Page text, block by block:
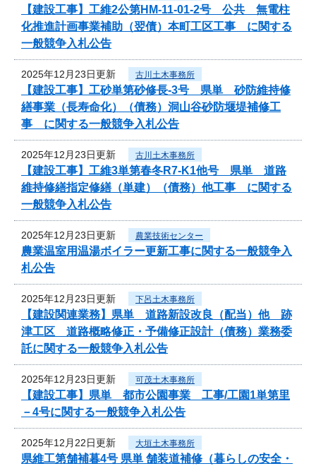
【建設工事】工維2公第HM-11-01-2号 公共 無電柱
化推進計画事業補助（翌債）本町工区工事 に関する
一般競争入札公告
2025年12月23日更新 古川土木事務所
【建設工事】工砂単第砂修長-3号 県単 砂防維持修
繕事業（長寿命化）（債務）洞山谷砂防堰堤補修工
事 に関する一般競争入札公告
2025年12月23日更新 古川土木事務所
【建設工事】工維3単第春冬R7-K1他号 県単 道路
維持修繕指定修繕（単建）（債務）他工事 に関する
一般競争入札公告
2025年12月23日更新 農業技術センター
農業温室用温湯ボイラー更新工事に関する一般競争入
札公告
2025年12月23日更新 下呂土木事務所
【建設関連業務】県単 道路新設改良（配当）他 跡
津工区 道路概略修正・予備修正設計（債務）業務委
託に関する一般競争入札公告
2025年12月23日更新 可茂土木事務所
【建設工事】県単 都市公園事業 工事/工園1単第里
－4号に関する一般競争入札公告
2025年12月22日更新 大垣土木事務所
県維工第舗補暮4号 県単 舗装道補修（暮らしの安全・